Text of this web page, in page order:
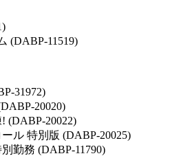
(DABP-11519)
31972)
20020)
(DABP-20022)
ル 特別版 (DABP-20025)
勤務 (DABP-11790)